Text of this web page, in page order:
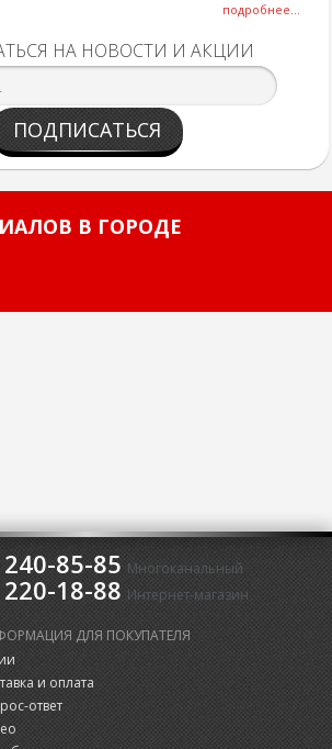
подробнее...
НА НОВОСТИ И АКЦИИ
ПОДПИСАТЬСЯ
В ГОРОДЕ
85-85 Многоканальный
18-88 Интернет-магазин
ДЛЯ ПОКУПАТЕЛЯ
и оплата
ответ